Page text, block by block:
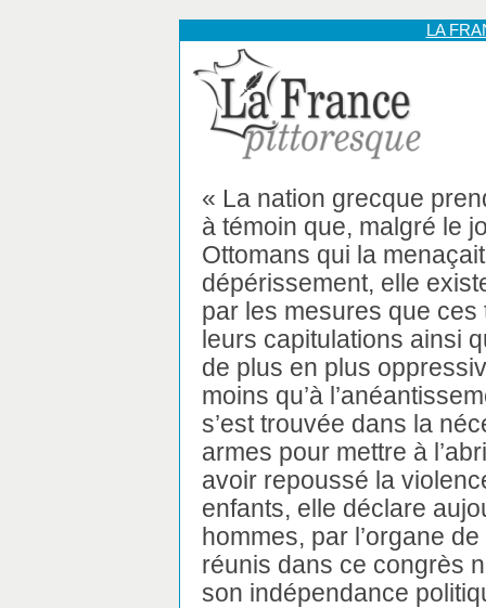
LA
« La nation grecque
à témoin que, malgré le
Ottomans qui la
dépérissement, elle
par les mesures que
leurs capitulations ainsi
de plus en plus
moins qu’à
s’est trouvée dans la
armes pour mettre à
avoir repoussé la
enfants, elle déclare
hommes, par l’organe
réunis dans ce congrès
son indépendance